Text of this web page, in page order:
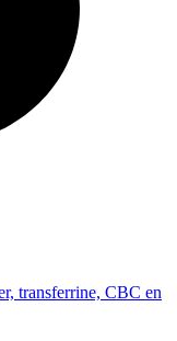
transferrine, CBC en